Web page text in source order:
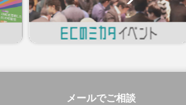
メールでご相談